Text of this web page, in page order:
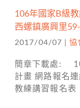
106年國家B級
西螺鎮廣興里
2017/04/07 協
簡章下載處:
計畫 網路報名
教練講習報名表